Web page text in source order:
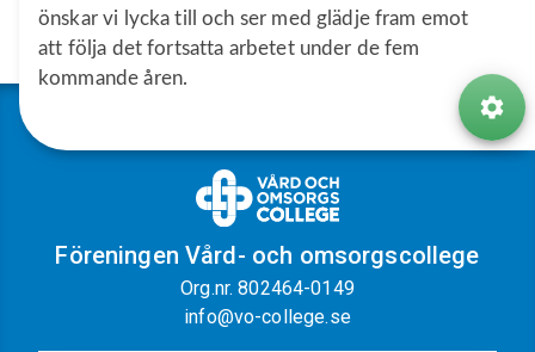
önskar vi lycka till och ser med glädje fram emot
att följa det fortsatta arbetet under de fem
kommande åren.
Föreningen Vård- och omsorgscollege
Org.nr. 802464-0149
info@vo-college.se